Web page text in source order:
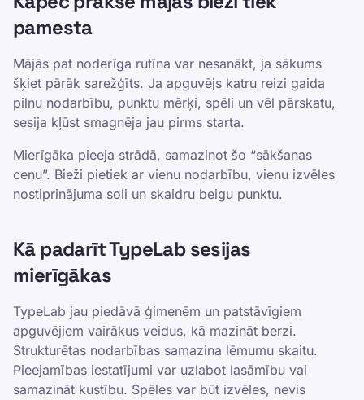
pamesta
Mājās pat noderīga rutīna var nesanākt, ja sākums
šķiet pārāk sarežģīts. Ja apguvējs katru reizi gaida
pilnu nodarbību, punktu mērķi, spēli un vēl pārskatu,
sesija kļūst smagnēja jau pirms starta.
Mierīgāka pieeja strādā, samazinot šo “sākšanas
cenu”. Bieži pietiek ar vienu nodarbību, vienu izvēles
nostiprinājuma soli un skaidru beigu punktu.
Kā padarīt TypeLab sesijas
mierīgākas
TypeLab jau piedāvā ģimenēm un patstāvīgiem
apguvējiem vairākus veidus, kā mazināt berzi.
Strukturētas nodarbības samazina lēmumu skaitu.
Pieejamības iestatījumi var uzlabot lasāmību vai
samazināt kustību. Spēles var būt izvēles, nevis